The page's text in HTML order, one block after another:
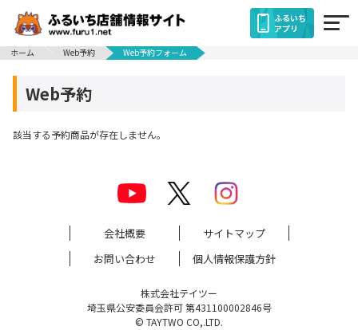
ふるいち
アプリ
ホーム
Web予約 Web予約フォーム
Web予約
該当する予約商品が存在しません。
会社概要
サイトマップ
お問い合わせ
個人情報保護方針
株式会社テイツー
埼玉県公安委員会許可 第431100002846号
© TAYTWO CO,.LTD.